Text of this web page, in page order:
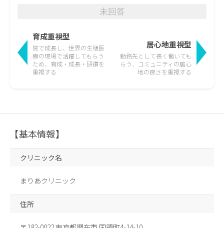
未回答
育成重視型
院で成長し、世界の生殖医
療の現場で活躍してもらう
ため、育成・成長・研鑽を
重視する
勤務先として長く働いても
らう、
コミュニティの居心
地の良さを重視する
居心地重視型
【基本情報】
クリニック名
まりあクリニック
住所